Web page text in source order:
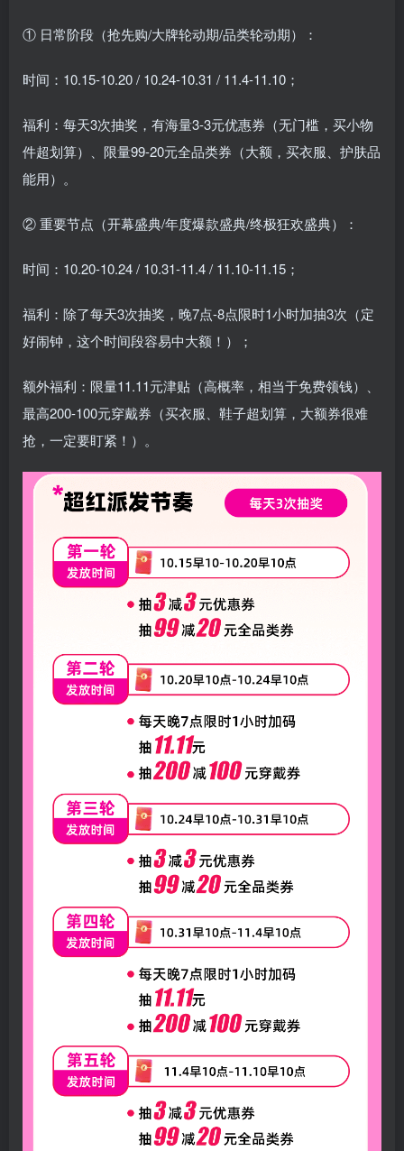
① 日常阶段（抢先购/大牌轮动期/品类轮动期）：
时间：10.15-10.20 / 10.24-10.31 / 11.4-11.10；
福利：每天3次抽奖，有海量3-3元优惠券（无门槛，买小物
件超划算）、限量99-20元全品类券（大额，买衣服、护肤品
能用）。
② 重要节点（开幕盛典/年度爆款盛典/终极狂欢盛典）：
时间：10.20-10.24 / 10.31-11.4 / 11.10-11.15；
福利：除了每天3次抽奖，晚7点-8点限时1小时加抽3次（定
好闹钟，这个时间段容易中大额！）；
额外福利：限量11.11元津贴（高概率，相当于免费领钱）、
最高200-100元穿戴券（买衣服、鞋子超划算，大额券很难
抢，一定要盯紧！）。